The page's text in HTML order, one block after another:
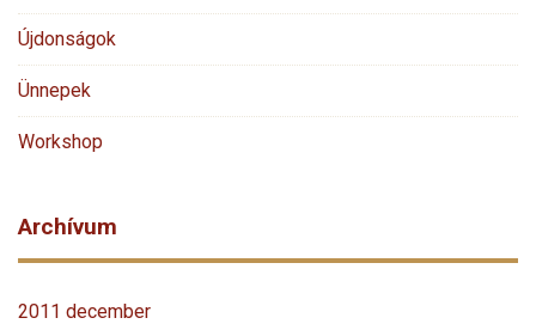
Újdonságok
Ünnepek
Workshop
Archívum
2011 december